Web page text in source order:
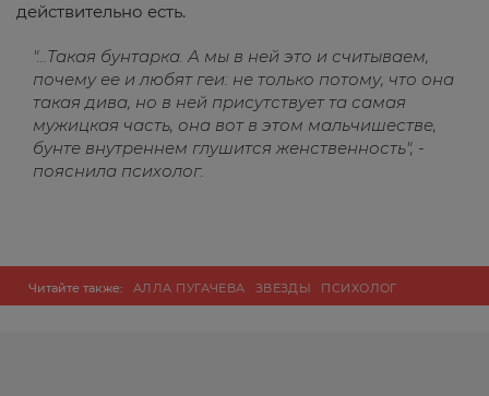
действительно есть.
"...Такая бунтарка. А мы в ней это и считываем,
почему ее и любят геи: не только потому, что она
такая дива, но в ней присутствует та самая
мужицкая часть, она вот в этом мальчишестве,
бунте внутреннем глушится женственность", -
пояснила психолог.
Читайте также: АЛЛА ПУГАЧЕВА ЗВЕЗДЫ ПСИХОЛОГ